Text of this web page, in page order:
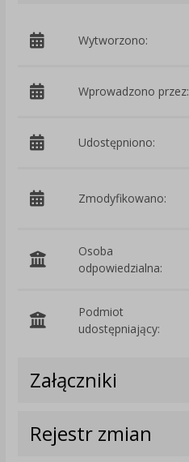
Wytworzono:
Wprowadzono przez:
Udostępniono:
Zmodyfikowano:
Osoba
odpowiedzialna:
Podmiot
udostępniający:
Załączniki
Rejestr zmian